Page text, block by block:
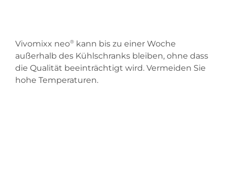
Vivomixx neo® kann bis zu einer Woche
außerhalb des Kühlschranks bleiben, ohne dass
die Qualität beeinträchtigt wird. Vermeiden Sie
hohe Temperaturen.